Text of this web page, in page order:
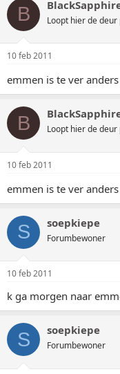
B Loopt hier de deur
10 feb 2011
emmen is te ver
B Loopt hier de deur
10 feb 2011
emmen is te ver
S soepkiepe
Forumbewoner
10 feb 2011
k ga morgen naar
S soepkiepe
Forumbewoner